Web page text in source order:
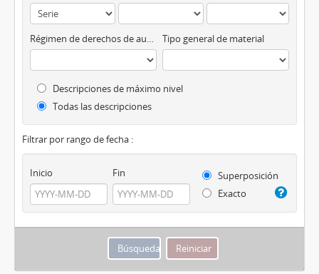
Régimen de derechos de autor Tipo general de material
Descripciones de máximo nivel
Todas las descripciones
Filtrar por rango de fecha :
Inicio Fin
Superposición
Exacto